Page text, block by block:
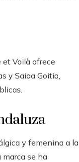
et Voilà ofrece
y Saioa Goitia,
y femenina a la
marca se ha